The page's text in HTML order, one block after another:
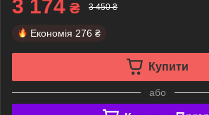
3 174 ₴ 3 450 ₴
Економія 276 ₴
Купити
або